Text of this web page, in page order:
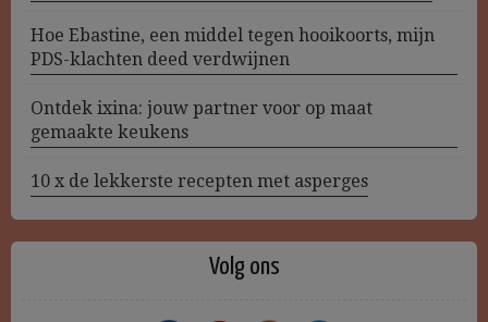
Hoe Ebastine, een middel tegen hooikoorts, mijn
PDS-klachten deed verdwijnen
Ontdek ixina: jouw partner voor op maat
gemaakte keukens
10 x de lekkerste recepten met asperges
Volg ons